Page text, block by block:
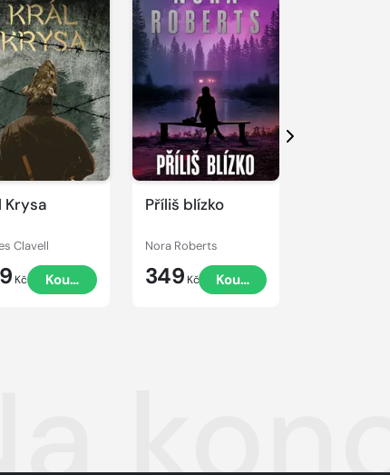
Krysa
Clavell
Kč Koupit
Příliš blízko
Nora Roberts
349 Kč Koupit
Další